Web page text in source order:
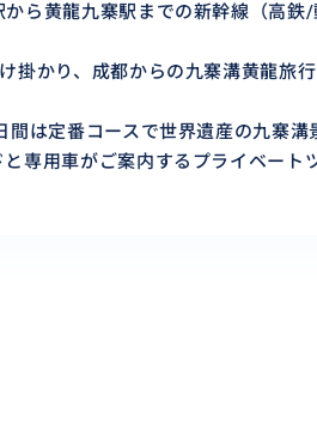
ら黄龍九寨駅までの新幹線（高鉄/
掛かり、成都からの九寨溝黄龍旅行
は定番コースで世界遺産の九寨溝
専用車がご案内するプライベート